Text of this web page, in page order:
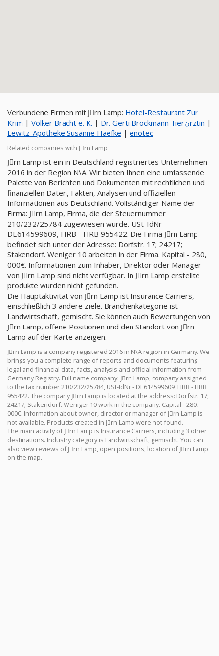
Verbundene Firmen mit Jِrn Lamp: Hotel-Restaurant Zur
Krim | Volker Bracht e. K. | Dr. Gerti Brockmann Tierنrztin |
Lewitz-Apotheke Susanne Haefke | enotec
Related companies with Jِrn Lamp
Jِrn Lamp ist ein in Deutschland registriertes Unternehmen
2016 in der Region N\A. Wir bieten Ihnen eine umfassende
Palette von Berichten und Dokumenten mit rechtlichen und
finanziellen Daten, Fakten, Analysen und offiziellen
Informationen aus Deutschland. Vollständiger Name der
Firma: Jِrn Lamp, Firma, die der Steuernummer
210/232/25784 zugewiesen wurde, USt-IdNr -
DE614599609, HRB - HRB 955422. Die Firma Jِrn Lamp
befindet sich unter der Adresse: Dorfstr. 17; 24217;
Stakendorf. Weniger 10 arbeiten in der Firma. Kapital - 280,
000€. Informationen zum Inhaber, Direktor oder Manager
von Jِrn Lamp sind nicht verfügbar. In Jِrn Lamp erstellte
produkte wurden nicht gefunden.
Die Hauptaktivität von Jِrn Lamp ist Insurance Carriers,
einschließlich 3 andere Ziele. Branchenkategorie ist
Landwirtschaft, gemischt. Sie können auch Bewertungen von
Jِrn Lamp, offene Positionen und den Standort von Jِrn
Lamp auf der Karte anzeigen.
Jِrn Lamp is a company registered 2016 in N\A region in Germany. We
brings you a complete range of reports and documents featuring
legal and financial data, facts, analysis and official information from
Germany Registry. Full name company: Jِrn Lamp, company assigned
to the tax number 210/232/25784, USt-IdNr - DE614599609, HRB - HRB
955422. The company Jِrn Lamp is located at the address: Dorfstr. 17;
24217; Stakendorf. Weniger 10 work in the company. Capital - 280,
000€. Information about owner, director or manager of Jِrn Lamp is
not available. Products created in Jِrn Lamp were not found.
The main activity of Jِrn Lamp is Insurance Carriers, including 3 other
destinations. Industry category is Landwirtschaft, gemischt. You can
also view reviews of Jِrn Lamp, open positions, location of Jِrn Lamp
on the map.